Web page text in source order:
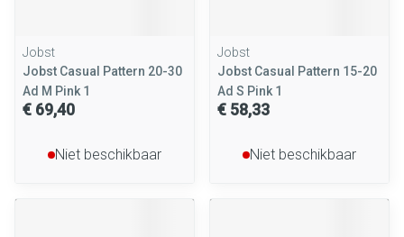
Jobst
Jobst Casual Pattern 20-30
Ad M Pink 1
€ 69,40
Niet beschikbaar
Jobst
Jobst Casual Pattern 15-20
Ad S Pink 1
€ 58,33
Niet beschikbaar